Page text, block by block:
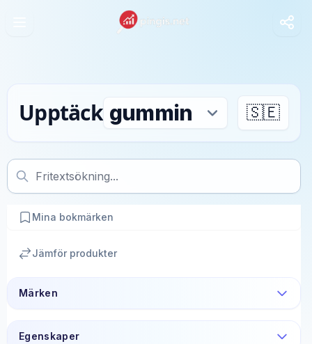
Upptäck 🇸🇪
Mina bokmärken
Jämför produkter
Märken
Egenskaper